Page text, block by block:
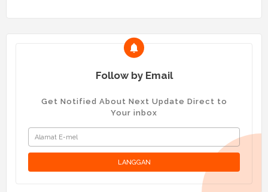
Follow by Email
Get Notified About Next Update Direct to
Your inbox